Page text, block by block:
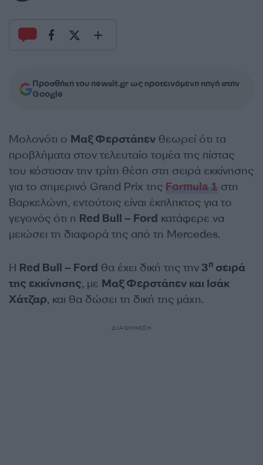
Προσθήκη του newsit.gr ως προτεινόμενη πηγή στην
Google
Μολονότι ο Μαξ Φερστάπεν θεωρεί ότι τα
προβλήματα στον τελευταίο τομέα της πίστας
του κόστισαν την τρίτη θέση στη σειρά εκκίνησης
για το σημερινό Grand Prix της Formula 1 στη
Βαρκελώνη, εντούτοις είναι έκπληκτος για το
γεγονός ότι η Red Bull – Ford κατάφερε να
μειώσει τη διαφορά της από τη Mercedes.
Η Red Bull – Ford θα έχει δική της την 3η σειρά
της εκκίνησης, με Μαξ Φερστάπεν και Ισάκ
Χάτζαρ, και θα δώσει τη δική της μάχη.
ΔΙΑΦΗΜΙΣΗ